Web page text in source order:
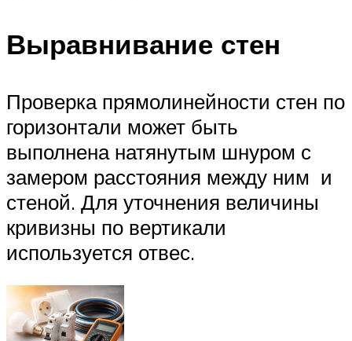
Выравнивание стен
Проверка прямолинейности стен по
горизонтали может быть
выполнена натянутым шнуром с
замером расстояния между ним и
стеной. Для уточнения величины
кривизны по вертикали
используется отвес.